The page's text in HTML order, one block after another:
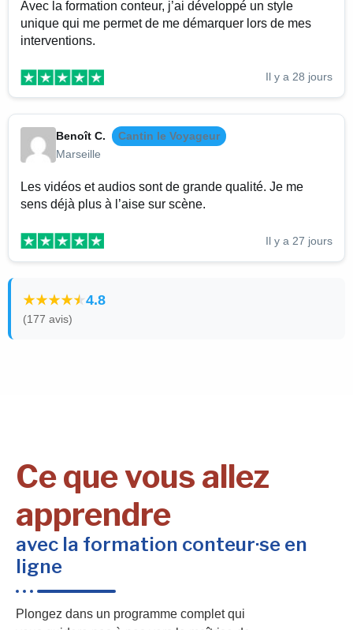
Avec la formation conteur, j’ai développé un style
unique qui me permet de me démarquer lors de mes
interventions.
Il y a 28 jours
Benoît C.
Cantin le Voyageur
Marseille
Les vidéos et audios sont de grande qualité. Je me
sens déjà plus à l’aise sur scène.
Il y a 27 jours
4.8
(177 avis)
Ce que vous allez
apprendre
avec la formation conteur·se en
ligne
Plongez dans un programme complet qui